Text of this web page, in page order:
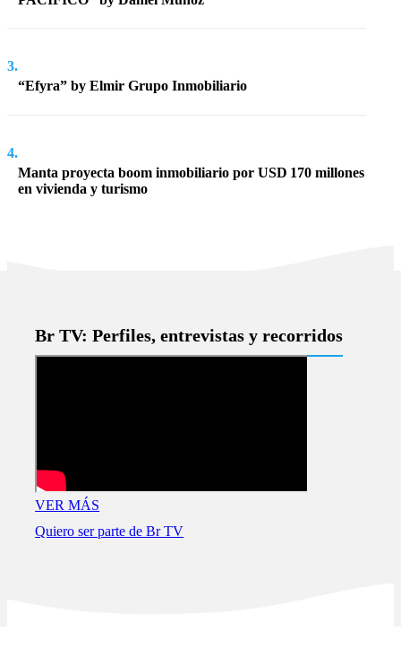
3.
“Efyra” by Elmir Grupo Inmobiliario
4.
Manta proyecta boom inmobiliario por USD 170 millones
en vivienda y turismo
Br TV: Perfiles, entrevistas y recorridos
VER MÁS
Quiero ser parte de Br TV